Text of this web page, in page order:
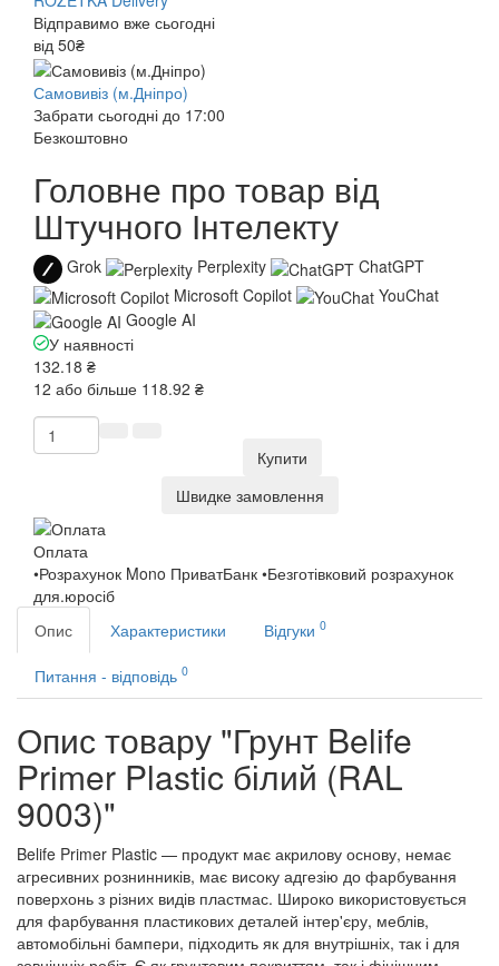
Відправимо вже сьогодні
від 50₴
Самовивіз (м.Дніпро)
Забрати сьогодні до 17:00
Безкоштовно
Головне про товар від
Штучного Інтелекту
Grok Perplexity
ChatGPT
Microsoft Copilot
YouChat
Google AI
У наявності
132.18 ₴
12 або більше 118.92 ₴
Купити
Швидке замовлення
Оплата
•Розрахунок Mono ПриватБанк •Безготівковий розрахунок
для.юросіб
Опис
Характеристики Відгуки 0
Питання - відповідь 0
Опис товару "Грунт Belife
Primer Plastic білий (RAL
9003)"
Belife Primer Plastic — продукт має акрилову основу, немає
агресивних рознинників, має високу адгезію до фарбування
поверхонь з різних видів пластмас. Широко використовується
для фарбування пластикових деталей інтер'єру, меблів,
автомобільні бампери, підходить як для внутрішніх, так і для